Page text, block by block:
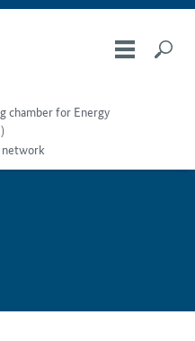
chamber for Energy